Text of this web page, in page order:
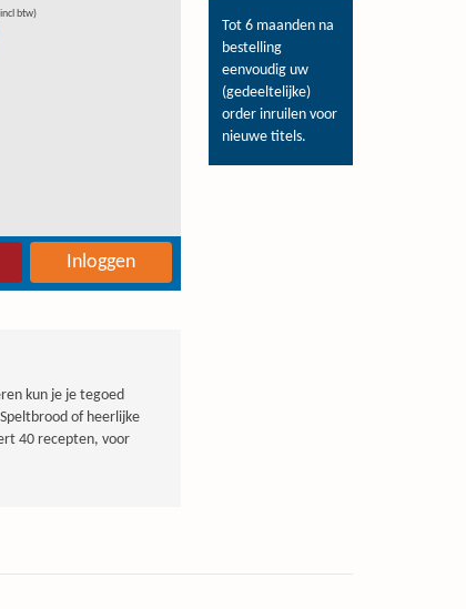
Tot 6 maanden na
bestelling
eenvoudig uw
(gedeeltelijke)
order inruilen voor
nieuwe titels.
btw)
Inloggen
kun je je tegoed
of heerlijke
40 recepten, voor